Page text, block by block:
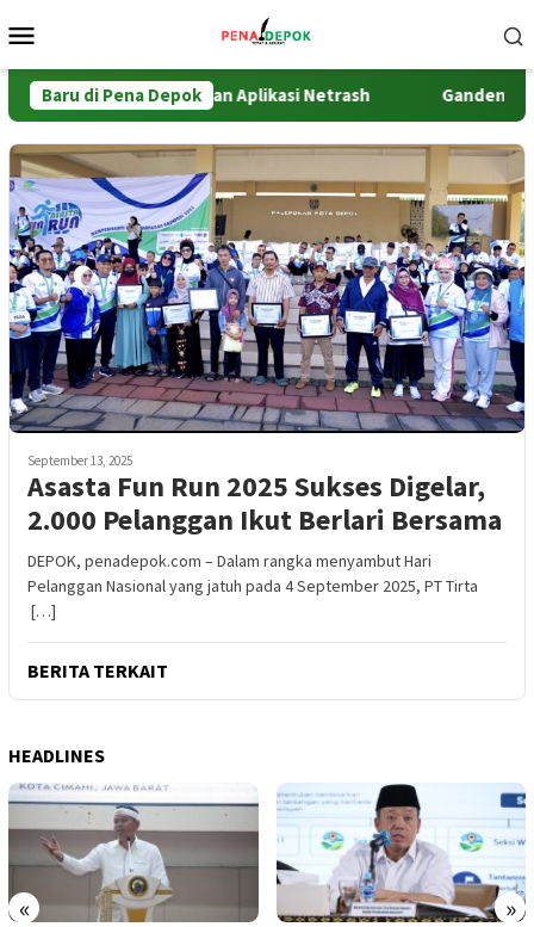
ke
Mobile
Baru di Pena Depok
UPER Implementasikan Aplikasi Netrash Gandeng
September 13, 2025
Asasta Fun Run 2025 Sukses Digelar,
2.000 Pelanggan Ikut Berlari Bersama
DEPOK, penadepok.com – Dalam rangka menyambut Hari
Pelanggan Nasional yang jatuh pada 4 September 2025, PT Tirta
[…]
BERITA TERKAIT
HEADLINES
« »